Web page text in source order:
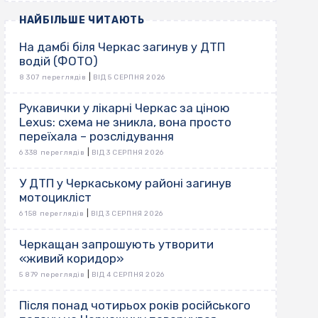
НАЙБІЛЬШЕ ЧИТАЮТЬ
На дамбі біля Черкас загинув у ДТП
водій (ФОТО)
8 307 переглядів ВІД 5 СЕРПНЯ 2026
Рукавички у лікарні Черкас за ціною
Lexus: схема не зникла, вона просто
переїхала – розслідування
6 338 переглядів ВІД 3 СЕРПНЯ 2026
У ДТП у Черкаському районі загинув
мотоцикліст
6 158 переглядів ВІД 3 СЕРПНЯ 2026
Черкащан запрошують утворити
«живий коридор»
5 879 переглядів ВІД 4 СЕРПНЯ 2026
Після понад чотирьох років російського